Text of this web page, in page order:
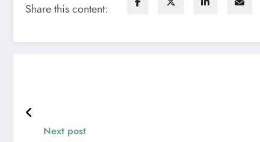
Share this content:
Next post